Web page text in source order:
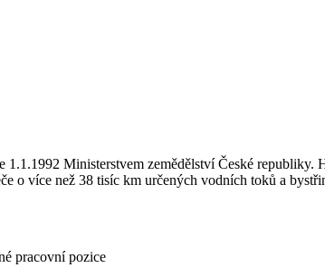
Ministerstvem zemědělství České
o více než 38 tisíc km určených vodních toků a
pracovní pozice